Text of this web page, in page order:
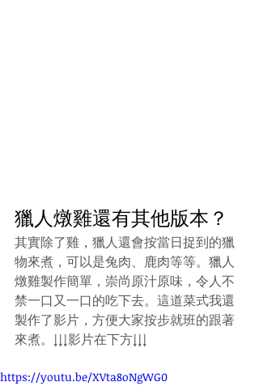
獵人燉雞還有其他版本？
其實除了雞，獵人還會按當日捉到的獵
物來煮，可以是兔肉、鹿肉等等。獵人
燉雞製作簡單，崇尚原汁原味，令人不
禁一口又一口的吃下去。這道菜式我還
製作了影片，方便大家按步就班的跟著
來煮。↓↓↓影片在下方↓↓↓
https://youtu.be/XVta8oNgWG0